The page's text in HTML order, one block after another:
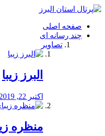
فصد
شرق
تهران
خشکشویی
صفحه اصلی
چند رسانه ای
تصاویر
البرز زیبا
اکتبر 22, 2019
منظره‌‌